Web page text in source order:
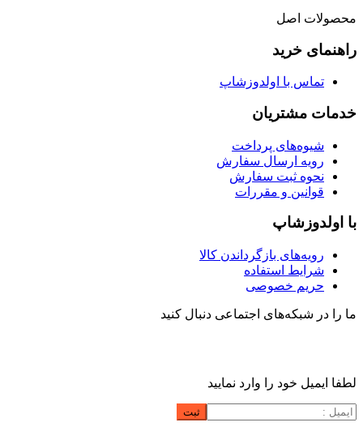
محصولات اصل
راهنمای خرید
تماس با اولدوزشاپ
خدمات مشتریان
شیوه‌های پرداخت
رویه ارسال سفارش
نحوه ثبت سفارش
قوانین و مقررات
با اولدوزشاپ
رویه‌های بازگرداندن کالا
شرایط استفاده
حریم خصوصی
ما را در شبکه‌های اجتماعی دنبال کنید
لطفا ایمیل خود را وارد نمایید